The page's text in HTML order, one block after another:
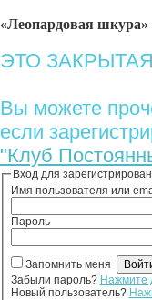
«Леопардовая шкура»
ЭТО
Вы можете
если
"Клуб
Вход для
Имя пользователя или
Пароль
Запомнить меня
Забыли пароль? Нажмите
Новый пользователь?